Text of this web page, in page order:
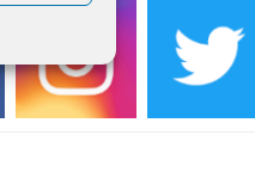
des Honterus Chors im
im Ev. Gemeindehaus von